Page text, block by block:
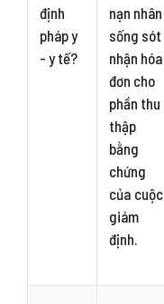
định
pháp y
- y tế?
nạn nhân
sống sót
nhận hóa
đơn cho
phần thu
thập
bằng
chứng
của cuộc
giám
định.